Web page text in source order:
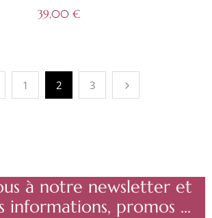
– VIN DE FRANCE
39,00 €
1 2 3
à notre newsletter et
informations, promos ...